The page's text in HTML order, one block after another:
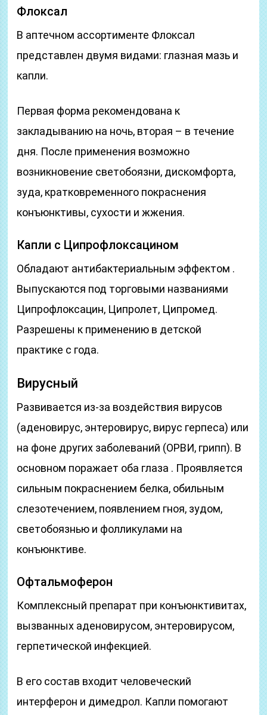
Флоксал
В аптечном ассортименте Флоксал
представлен двумя видами: глазная мазь и
капли.
Первая форма рекомендована к
закладыванию на ночь, вторая – в течение
дня. После применения возможно
возникновение светобоязни, дискомфорта,
зуда, кратковременного покраснения
конъюнктивы, сухости и жжения.
Капли с Ципрофлоксацином
Обладают антибактериальным эффектом .
Выпускаются под торговыми названиями
Ципрофлоксацин, Ципролет, Ципромед.
Разрешены к применению в детской
практике с года.
Вирусный
Развивается из-за воздействия вирусов
(аденовирус, энтеровирус, вирус герпеса) или
на фоне других заболеваний (ОРВИ, грипп). В
основном поражает оба глаза . Проявляется
сильным покраснением белка, обильным
слезотечением, появлением гноя, зудом,
светобоязнью и фолликулами на
конъюнктиве.
Офтальмоферон
Комплексный препарат при конъюнктивитах,
вызванных аденовирусом, энтеровирусом,
герпетической инфекцией.
В его состав входит человеческий
интерферон и димедрол. Капли помогают